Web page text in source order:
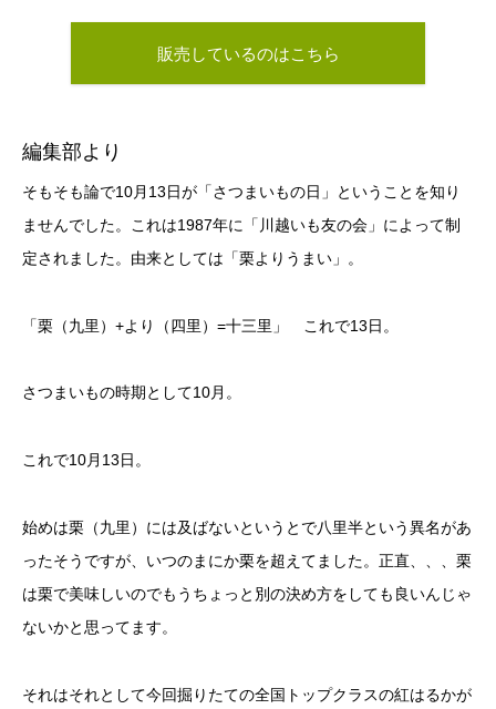
販売しているのはこちら
編集部より
そもそも論で10月13日が「さつまいもの日」ということを知り
ませんでした。これは1987年に「川越いも友の会」によって制
定されました。由来としては「栗よりうまい」。
「栗（九里）+より（四里）=十三里」 これで13日。
さつまいもの時期として10月。
これで10月13日。
始めは栗（九里）には及ばないというとで八里半という異名があ
ったそうですが、いつのまにか栗を超えてました。正直、、、栗
は栗で美味しいのでもうちょっと別の決め方をしても良いんじゃ
ないかと思ってます。
それはそれとして今回掘りたての全国トップクラスの紅はるかが